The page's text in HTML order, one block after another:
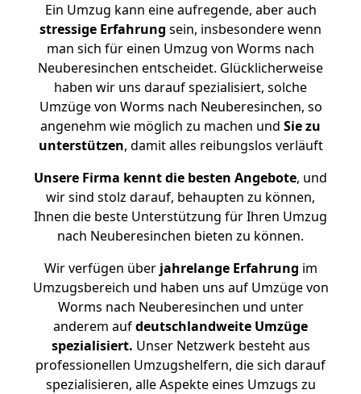
Ein Umzug kann eine aufregende, aber auch
stressige Erfahrung sein, insbesondere wenn
man sich für einen Umzug von Worms nach
Neuberesinchen entscheidet. Glücklicherweise
haben wir uns darauf spezialisiert, solche
Umzüge von Worms nach Neuberesinchen, so
angenehm wie möglich zu machen und Sie zu
unterstützen, damit alles reibungslos verläuft
Unsere Firma kennt die besten Angebote, und
wir sind stolz darauf, behaupten zu können,
Ihnen die beste Unterstützung für Ihren Umzug
nach Neuberesinchen bieten zu können.
Wir verfügen überjahrelange Erfahrung im
Umzugsbereich und haben uns auf Umzüge von
Worms nach Neuberesinchen und unter
anderem aufdeutschlandweite Umzüge
spezialisiert. Unser Netzwerk besteht aus
professionellen Umzugshelfern, die sich darauf
spezialisieren, alle Aspekte eines Umzugs zu